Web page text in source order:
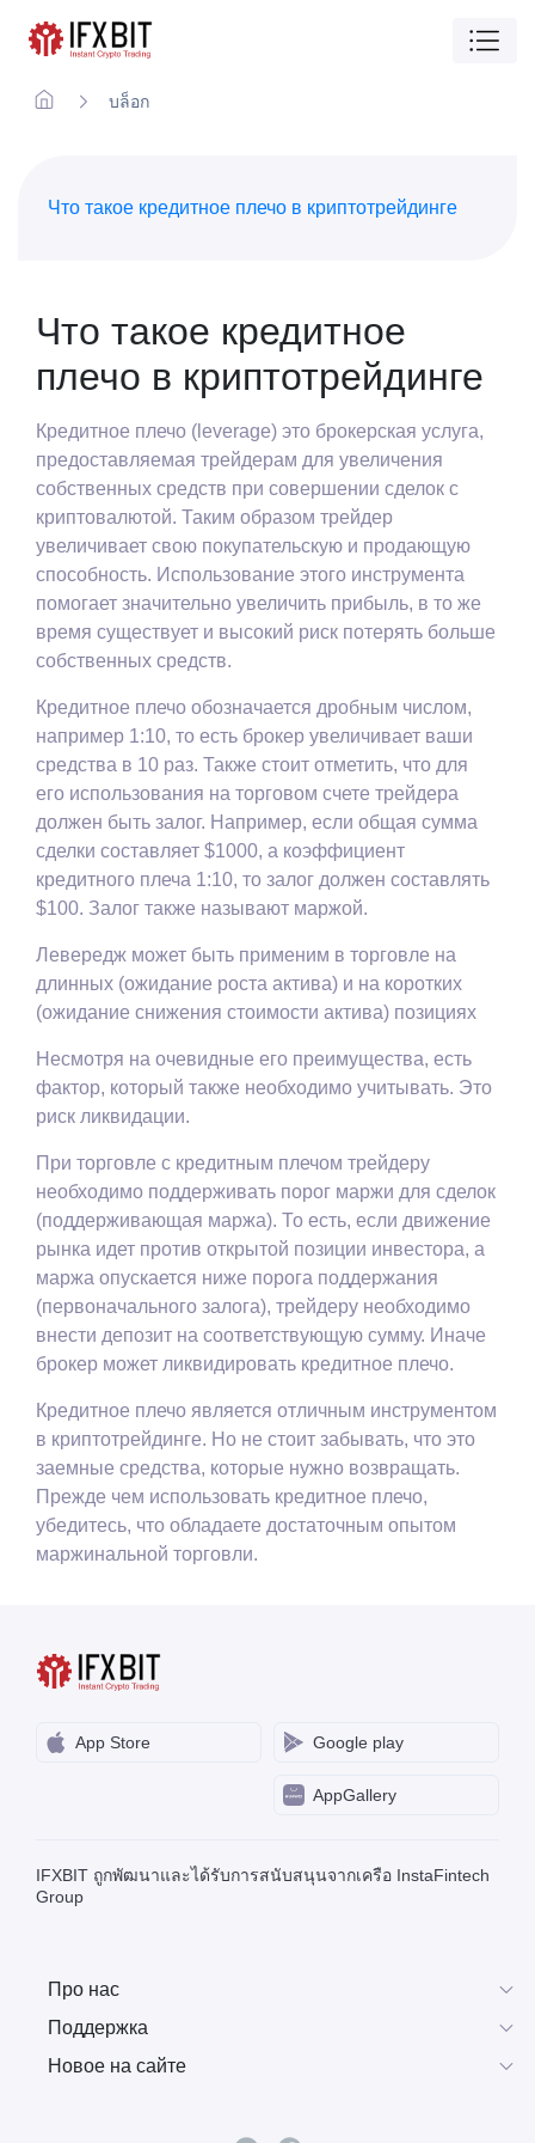
บล็อก
Что такое кредитное плечо в криптотрейдинге
Что такое кредитное
плечо в криптотрейдинге
Кредитное плечо (leverage) это брокерская услуга,
предоставляемая трейдерам для увеличения
собственных средств при совершении сделок с
криптовалютой. Таким образом трейдер
увеличивает свою покупательскую и продающую
способность. Использование этого инструмента
помогает значительно увеличить прибыль, в то же
время существует и высокий риск потерять больше
собственных средств.
Кредитное плечо обозначается дробным числом,
например 1:10, то есть брокер увеличивает ваши
средства в 10 раз. Также стоит отметить, что для
его использования на торговом счете трейдера
должен быть залог. Например, если общая сумма
сделки составляет $1000, а коэффициент
кредитного плеча 1:10, то залог должен составлять
$100. Залог также называют маржой.
Левередж может быть применим в торговле на
длинных (ожидание роста актива) и на коротких
(ожидание снижения стоимости актива) позициях
Несмотря на очевидные его преимущества, есть
фактор, который также необходимо учитывать. Это
риск ликвидации.
При торговле с кредитным плечом трейдеру
необходимо поддерживать порог маржи для сделок
(поддерживающая маржа). То есть, если движение
рынка идет против открытой позиции инвестора, а
маржа опускается ниже порога поддержания
(первоначального залога), трейдеру необходимо
внести депозит на соответствующую сумму. Иначе
брокер может ликвидировать кредитное плечо.
Кредитное плечо является отличным инструментом
в криптотрейдинге. Но не стоит забывать, что это
заемные средства, которые нужно возвращать.
Прежде чем использовать кредитное плечо,
убедитесь, что обладаете достаточным опытом
маржинальной торговли.
App Store Google play
AppGallery
IFXBIT ถูกพัฒนาและได้รับการสนับสนุนจากเครือ InstaFintech
Group
Про нас
Поддержка
Новое на сайте